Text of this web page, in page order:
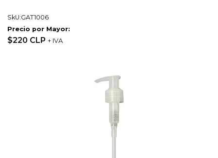
SkU:GAT1006
Precio por Mayor:
$220 CLP + IVA